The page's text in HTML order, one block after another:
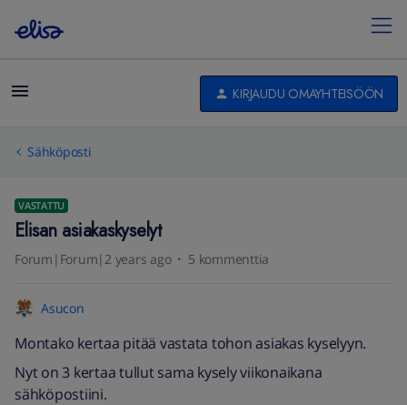
KIRJAUDU OMAYHTEISÖÖN
Sähköposti
VASTATTU
Elisan asiakaskyselyt
Forum|Forum|2 years ago 5 kommenttia
Asucon
Montako kertaa pitää vastata tohon asiakas kyselyyn.
Nyt on 3 kertaa tullut sama kysely viikonaikana
sähköpostiini.